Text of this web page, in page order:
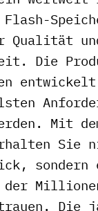
Qualität
Die
Mit
Sie
sondern
Die